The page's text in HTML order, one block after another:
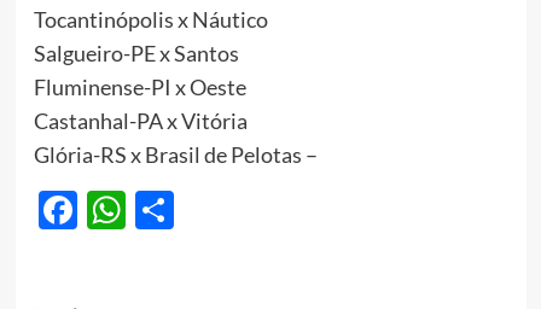
Tocantinópolis x Náutico
Salgueiro-PE x Santos
Fluminense-PI x Oeste
Castanhal-PA x Vitória
Glória-RS x Brasil de Pelotas –
Facebook
WhatsApp
Share